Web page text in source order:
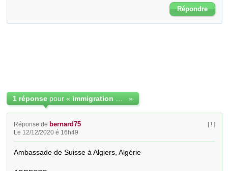
Répondre
1 réponse pour « »
Réponse de bernard75
Le 12/12/2020 é 16h49
[ ! ]
Ambassade de Suisse à Algiers, Algérie